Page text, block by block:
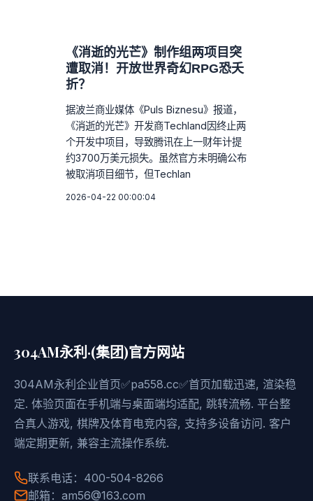
《消逝的光芒》制作组两项目突
遭取消！开放世界奇幻RPG恐夭
折？
据波兰商业媒体《Puls Biznesu》报道，
《消逝的光芒》开发商Techland因终止两
个开发中项目，导致腾讯在上一财年计提
约3700万美元损失。虽然官方未明确公布
被取消项目细节，但Techlan
2026-04-22 00:00:04
304AM永利·(集团)官方网站
304AM永利企业首页✅pa558.cc✅首页加载迅速, 渲染稳
定. 体验页面在手机端与桌面端均适配, 跳转流畅. 平台整
合真人游戏, 棋牌及体育电竞内容, 支持多设备访问. 客户
端定期更新, 兼容主流操作系统.
联系电话：400-504-8266
邮箱：am56@163.com